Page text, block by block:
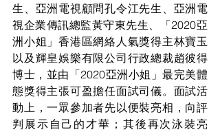
生、亞洲電視顧問孔令江先生、亞洲電
視企業傳訊總監黃守東先生、「2020亞
洲小姐」香港區網絡人氣獎得主林寶玉
以及輝皇娛樂有限公司行政總裁趙彼得
博士，並由「2020亞洲小姐」最完美體
態獎得主張可盈擔任面試司儀。面試活
動上，一眾參加者先以便裝亮相，向評
判展示自己的才華；其後再次泳裝亮